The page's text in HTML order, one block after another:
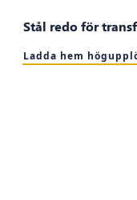
Stål redo för
Ladda hem